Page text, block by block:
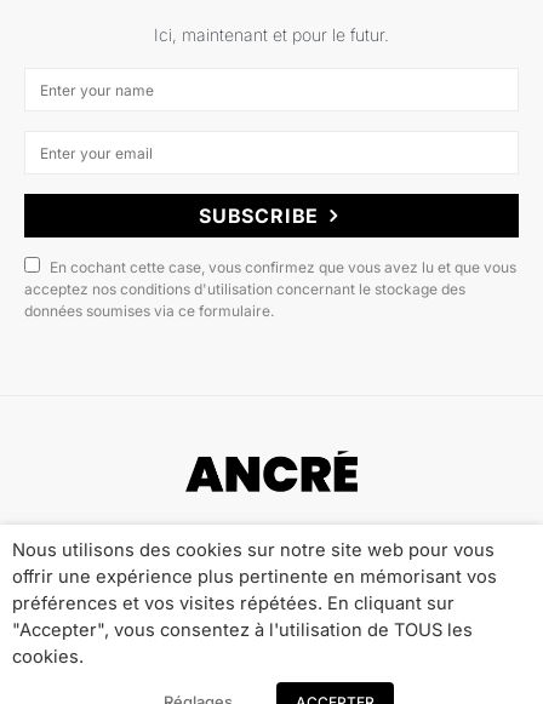
Ici, maintenant et pour le futur.
SUBSCRIBE
En cochant cette case, vous confirmez que vous avez lu et que vous
acceptez nos conditions d'utilisation concernant le stockage des
données soumises via ce formulaire.
Qui sommes-nous ? Publicité
Contact
Mentions Légales
Politique de Confidentialité
Nous utilisons des cookies sur notre site web pour vous
offrir une expérience plus pertinente en mémorisant vos
préférences et vos visites répétées. En cliquant sur
"Accepter", vous consentez à l'utilisation de TOUS les
cookies.